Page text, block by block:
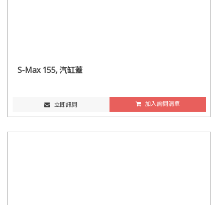
S-Max 155, 汽缸蓋
立即訊問 加入詢問清單